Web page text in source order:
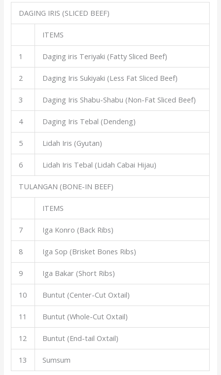
DAGING IRIS (SLICED BEEF)
ITEMS
1 Daging iris Teriyaki (Fatty Sliced Beef)
2 Daging Iris Sukiyaki (Less Fat Sliced Beef)
3 Daging Iris Shabu-Shabu (Non-Fat Sliced Beef)
4 Daging Iris Tebal (Dendeng)
5 Lidah Iris (Gyutan)
6 Lidah Iris Tebal (Lidah Cabai Hijau)
TULANGAN (BONE-IN BEEF)
ITEMS
7 Iga Konro (Back Ribs)
8 Iga Sop (Brisket Bones Ribs)
9 Iga Bakar (Short Ribs)
10 Buntut (Center-Cut Oxtail)
11 Buntut (Whole-Cut Oxtail)
12 Buntut (End-tail Oxtail)
13 Sumsum